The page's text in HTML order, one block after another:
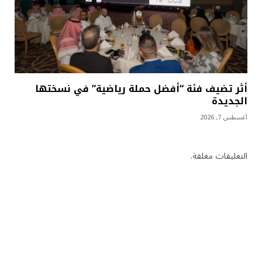
أثر تضيف فئة “أفضل حملة رياضية” في نسختها
الجديدة
أغسطس 7, 2026
التعليقات مغلقة.